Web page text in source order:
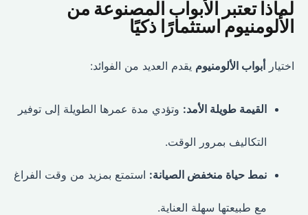
لماذا تعتبر الأبواب المصنوعة من
الألومنيوم استثمارًا ذكيًا
اختيارأبواب الألومنيوميقدم العديد من الفوائد:
القيمة طويلة الأمد:وتؤدي مدة عمرها الطويلة إلى توفير
التكاليف بمرور الوقت.
نمط حياة منخفض الصيانة:استمتع بمزيد من وقت الفراغ
مع طبيعتها سهلة العناية.